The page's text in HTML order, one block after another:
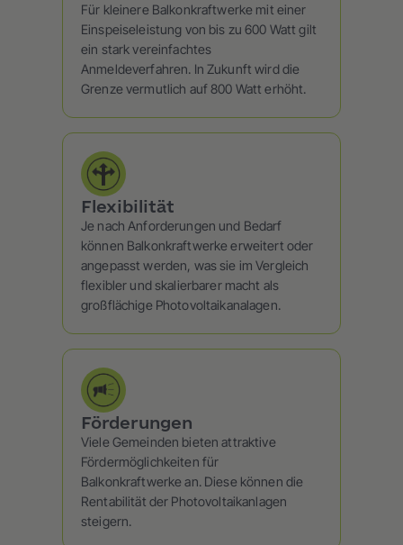
Für kleinere Balkonkraftwerke mit einer
Einspeiseleistung von bis zu 600 Watt gilt
ein stark vereinfachtes
Anmeldeverfahren. In Zukunft wird die
Grenze vermutlich auf 800 Watt erhöht.
Flexibilität
Je nach Anforderungen und Bedarf
können Balkonkraftwerke erweitert oder
angepasst werden, was sie im Vergleich
flexibler und skalierbarer macht als
großflächige Photovoltaikanalagen.
Förderungen
Viele Gemeinden bieten attraktive
Fördermöglichkeiten für
Balkonkraftwerke an. Diese können die
Rentabilität der Photovoltaikanlagen
steigern.